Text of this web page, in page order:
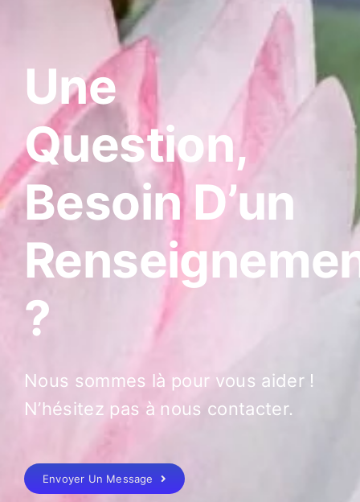
Une
Question,
Besoin D’un
?
Nous sommes là pour vous aider !
N’hésitez pas à nous contacter.
Envoyer Un Message